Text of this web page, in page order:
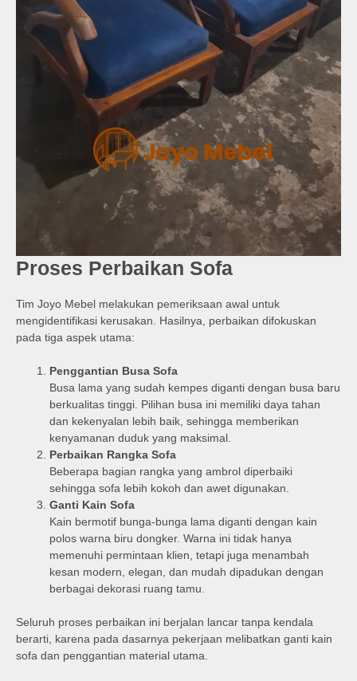
Proses Perbaikan Sofa
Tim Joyo Mebel melakukan pemeriksaan awal untuk
mengidentifikasi kerusakan. Hasilnya, perbaikan difokuskan
pada tiga aspek utama:
Penggantian Busa Sofa
Busa lama yang sudah kempes diganti dengan busa baru
berkualitas tinggi. Pilihan busa ini memiliki daya tahan
dan kekenyalan lebih baik, sehingga memberikan
kenyamanan duduk yang maksimal.
Perbaikan Rangka Sofa
Beberapa bagian rangka yang ambrol diperbaiki
sehingga sofa lebih kokoh dan awet digunakan.
Ganti Kain Sofa
Kain bermotif bunga-bunga lama diganti dengan kain
polos warna biru dongker. Warna ini tidak hanya
memenuhi permintaan klien, tetapi juga menambah
kesan modern, elegan, dan mudah dipadukan dengan
berbagai dekorasi ruang tamu.
Seluruh proses perbaikan ini berjalan lancar tanpa kendala
berarti, karena pada dasarnya pekerjaan melibatkan ganti kain
sofa dan penggantian material utama.